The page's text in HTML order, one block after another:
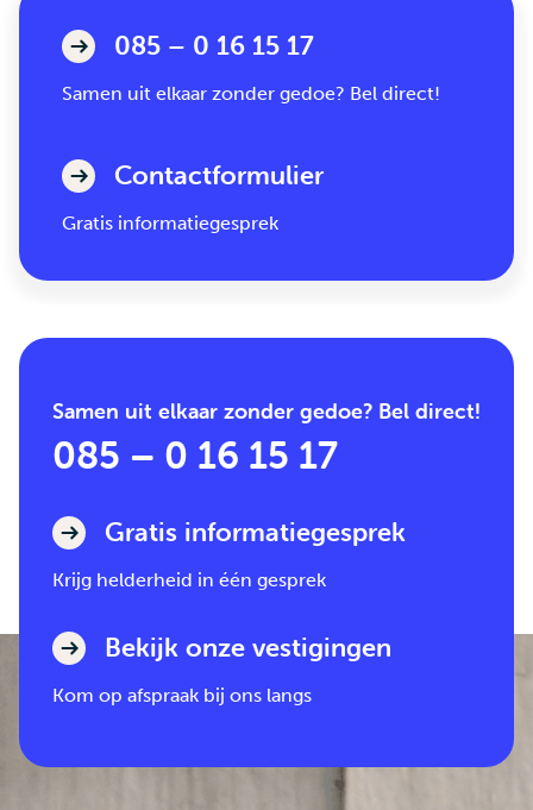
085 – 0 16 15 17
Samen uit elkaar zonder gedoe? Bel direct!
Contactformulier
Gratis informatiegesprek
Samen uit elkaar zonder gedoe? Bel direct!
085 – 0 16 15 17
Gratis informatiegesprek
Krijg helderheid in één gesprek
Bekijk onze vestigingen
Kom op afspraak bij ons langs